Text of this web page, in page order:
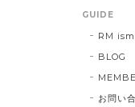
GUIDE
RM
BLOG
お問い